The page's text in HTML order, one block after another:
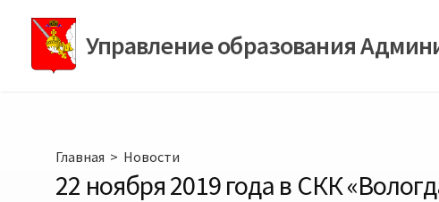
содержимомуУправление образования
Главная > Новости
22 ноября 2019 года в СКК